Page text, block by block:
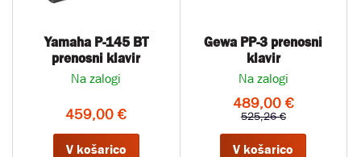
Yamaha P-145 BT
prenosni klavir
Na zalogi
459,00 €
V košarico
Gewa PP-3 prenosni
klavir
Na zalogi
489,00 €
525,26 €
V košarico